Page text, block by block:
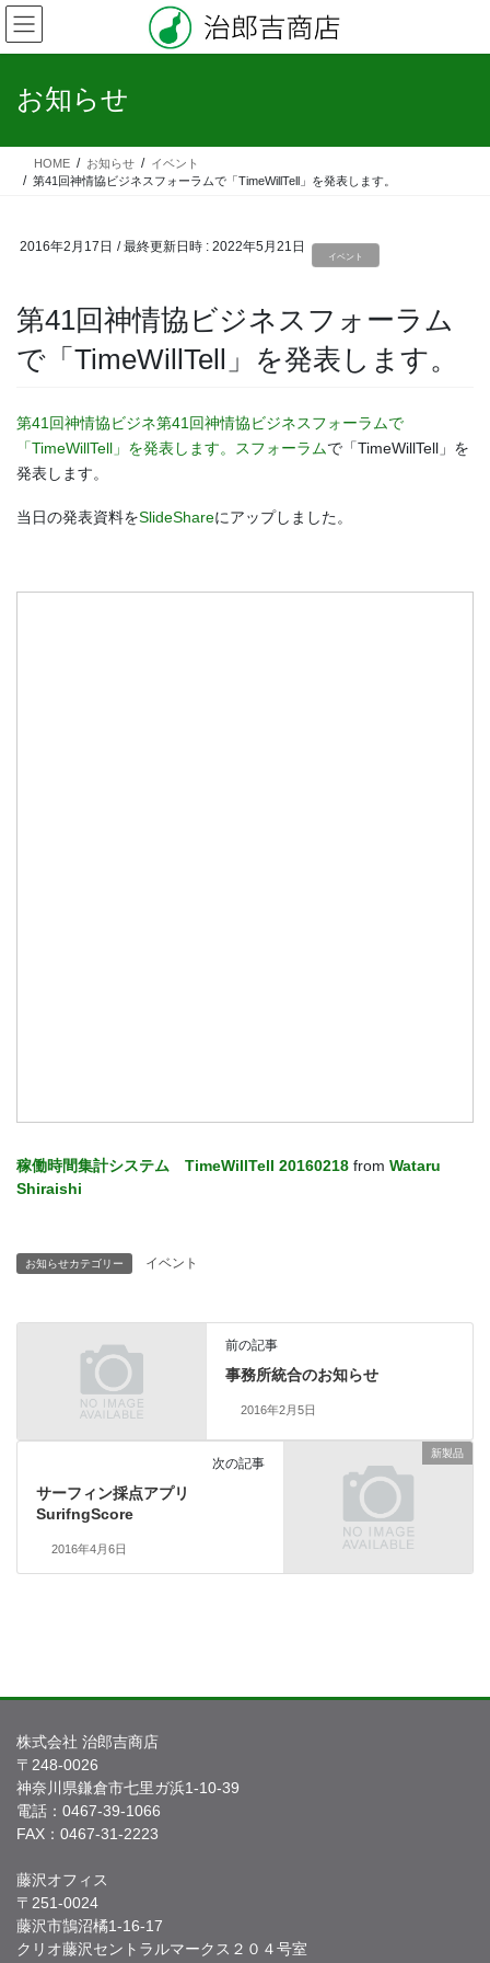
コ
ン
テ
ス
ナ
ビ
ゲ
ン
お知らせ
HOME お知らせ
イベント
第41回神情協ビジネスフォーラムで「TimeWillTell」を発表します。
2016年2月17日 / 最終更新日時 : 2022年5月21日
イベント
第41回神情協ビジネスフォーラム
で「TimeWillTell」を発表します。
第41回神情協ビジネ第41回神情協ビジネスフォーラムで
「TimeWillTell」を発表します。スフォーラムで「TimeWillTell」を
発表します。
当日の発表資料をSlideShareにアップしました。
稼働時間集計システム TimeWillTell 20160218 from Wataru
Shiraishi
お知らせカテゴリー イベント
前の記事
事務所統合のお知らせ
2016年2月5日
新製品
次の記事
サーフィン採点アプリ
SurifngScore
2016年4月6日
株式会社 治郎吉商店
〒248-0026
神奈川県鎌倉市七里ガ浜1-10-39
電話：0467-39-1066
FAX：0467-31-2223
藤沢オフィス
〒251-0024
藤沢市鵠沼橘1-16-17
クリオ藤沢セントラルマークス２０４号室